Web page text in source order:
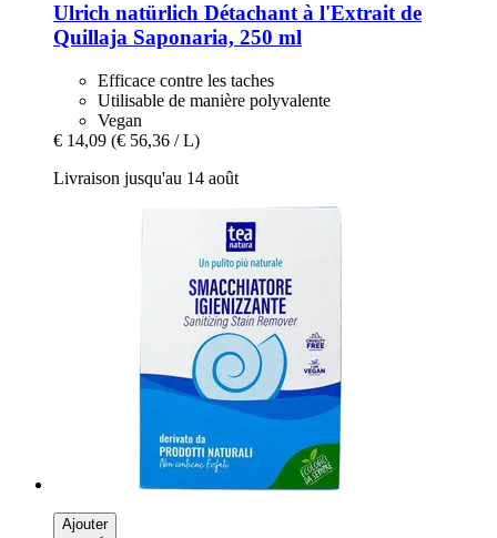
Ulrich natürlich Détachant à l'Extrait de
Quillaja Saponaria, 250 ml
Efficace contre les taches
Utilisable de manière polyvalente
Vegan
€ 14,09 (€ 56,36 / L)
Livraison jusqu'au 14 août
Ajouter